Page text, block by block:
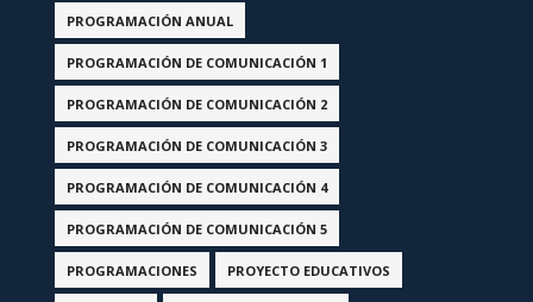
PROGRAMACIÓN ANUAL
PROGRAMACIÓN DE COMUNICACIÓN 1
PROGRAMACIÓN DE COMUNICACIÓN 2
PROGRAMACIÓN DE COMUNICACIÓN 3
PROGRAMACIÓN DE COMUNICACIÓN 4
PROGRAMACIÓN DE COMUNICACIÓN 5
PROGRAMACIONES PROYECTO EDUCATIVOS